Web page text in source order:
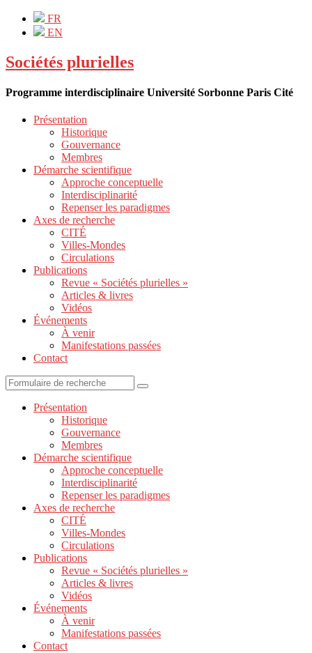
FR
EN
Sociétés plurielles
Programme interdisciplinaire Université Sorbonne Paris Cité
Présentation
Historique
Gouvernance
Membres
Démarche scientifique
Approche conceptuelle
Interdisciplinarité
Repenser les paradigmes
Axes de recherche
CITÉ
Villes-Mondes
Circulations
Publications
Revue « Sociétés plurielles »
Articles & livres
Vidéos
Événements
À venir
Manifestations passées
Contact
Présentation
Historique
Gouvernance
Membres
Démarche scientifique
Approche conceptuelle
Interdisciplinarité
Repenser les paradigmes
Axes de recherche
CITÉ
Villes-Mondes
Circulations
Publications
Revue « Sociétés plurielles »
Articles & livres
Vidéos
Événements
À venir
Manifestations passées
Contact